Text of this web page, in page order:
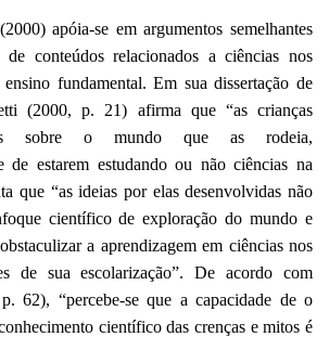
apóia-se em argumentos semelhantes
conteúdos relacionados a ciências nos
fundamental. Em sua dissertação de
(2000, p. 21) afirma que “as crianças
sobre o mundo que as rodeia,
de estarem estudando ou não ciências na
que “as ideias por elas desenvolvidas não
científico de exploração do mundo e
a aprendizagem em ciências nos
de sua escolarização”. De acordo com
62), “percebe-se que a capacidade de o
científico das crenças e mitos é